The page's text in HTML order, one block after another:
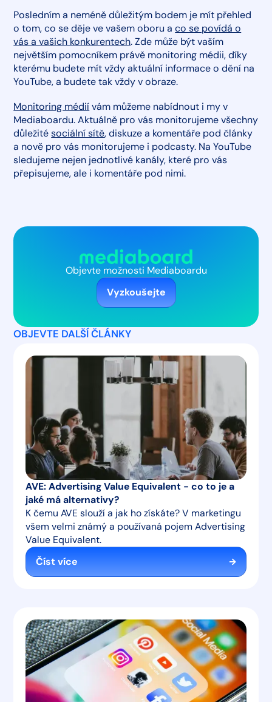
Posledním a neméně důležitým bodem je mít přehled
o tom, co se děje ve vašem oboru aco se povídá o
vás a vašich konkurentech. Zde může být vaším
největším pomocníkem právě monitoring médii, díky
kterému budete mít vždy aktuální informace o dění na
YouTube, a budete tak vždy v obraze.
Monitoring médiívám můžeme nabídnout i my v
Mediaboardu. Aktuálně pro vás monitorujeme všechny
důležitésociální sítě, diskuze a komentáře pod články
a nově pro vás monitorujeme i podcasty. Na YouTube
sledujeme nejen jednotlivé kanály, které pro vás
přepisujeme, ale i komentáře pod nimi.
Objevte možnosti Mediaboardu
Vyzkoušejte
OBJEVTE DALŠÍ ČLÁNKY
AVE: Advertising Value Equivalent - co to je a
jaké má alternativy?
K čemu AVE slouží a jak ho získáte? V marketingu
všem velmi známý a používaná pojem Advertising
Value Equivalent.
Číst více